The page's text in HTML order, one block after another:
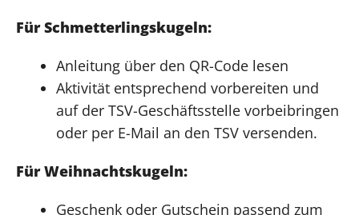
Für Schmetterlingskugeln:
Anleitung über den QR-Code lesen
Aktivität entsprechend vorbereiten und
auf der TSV-Geschäftsstelle vorbeibringen
oder per E-Mail an den TSV versenden.
Für Weihnachtskugeln:
Geschenk oder Gutschein passend zum